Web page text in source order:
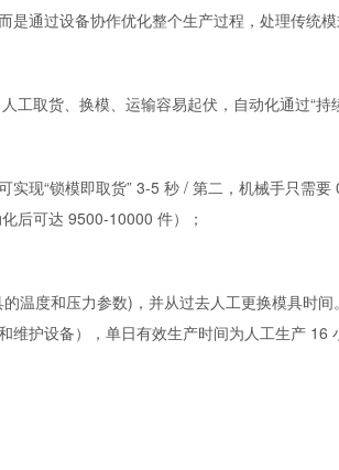
是通过设备协作优化整个生产过程，处理传统
取货、换模、运输容易起伏，自动化通过“持
实现“锁模即取货” 3-5 秒 / 第二，机械手只需
后可达 9500-10000 件）；
温度和压力参数)，并从过去人工更换模具时
维护设备），单日有效生产时间为人工生产 16